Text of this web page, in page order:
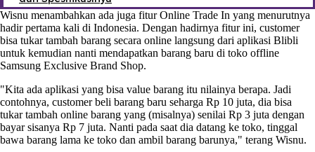
Wisnu menambahkan ada juga fitur Online Trade In yang menurutnya
hadir pertama kali di Indonesia. Dengan hadirnya fitur ini, customer
bisa tukar tambah barang secara online langsung dari aplikasi Blibli
untuk kemudian nanti mendapatkan barang baru di toko offline
Samsung Exclusive Brand Shop.
"Kita ada aplikasi yang bisa value barang itu nilainya berapa. Jadi
contohnya, customer beli barang baru seharga Rp 10 juta, dia bisa
tukar tambah online barang yang (misalnya) senilai Rp 3 juta dengan
bayar sisanya Rp 7 juta. Nanti pada saat dia datang ke toko, tinggal
bawa barang lama ke toko dan ambil barang barunya," terang Wisnu.